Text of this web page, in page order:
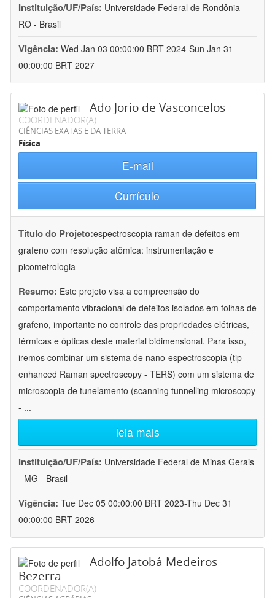
Instituição/UF/País: Universidade Federal de Rondônia -
RO - Brasil
Vigência: Wed Jan 03 00:00:00 BRT 2024-Sun Jan 31
00:00:00 BRT 2027
Ado Jorio de Vasconcelos
COORDENADOR(A)
CIÊNCIAS EXATAS E DA TERRA
Física
E-mail
Currículo
Título do Projeto:espectroscopia raman de defeitos em
grafeno com resolução atômica: instrumentação e
picometrologia
Resumo: Este projeto visa a compreensão do
comportamento vibracional de defeitos isolados em folhas de
grafeno, importante no controle das propriedades elétricas,
térmicas e ópticas deste material bidimensional. Para isso,
iremos combinar um sistema de nano-espectroscopia (tip-
enhanced Raman spectroscopy - TERS) com um sistema de
microscopia de tunelamento (scanning tunnelling microscopy
- ...
leia mais
Instituição/UF/País: Universidade Federal de Minas Gerais
- MG - Brasil
Vigência: Tue Dec 05 00:00:00 BRT 2023-Thu Dec 31
00:00:00 BRT 2026
Adolfo Jatobá Medeiros
Bezerra
COORDENADOR(A)